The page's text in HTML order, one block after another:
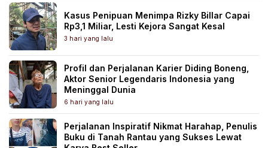
Kasus Penipuan Menimpa Rizky Billar Capai
Rp3,1 Miliar, Lesti Kejora Sangat Kesal
3 hari yang lalu
Profil dan Perjalanan Karier Diding Boneng,
Aktor Senior Legendaris Indonesia yang
Meninggal Dunia
6 hari yang lalu
Perjalanan Inspiratif Nikmat Harahap, Penulis
Buku di Tanah Rantau yang Sukses Lewat